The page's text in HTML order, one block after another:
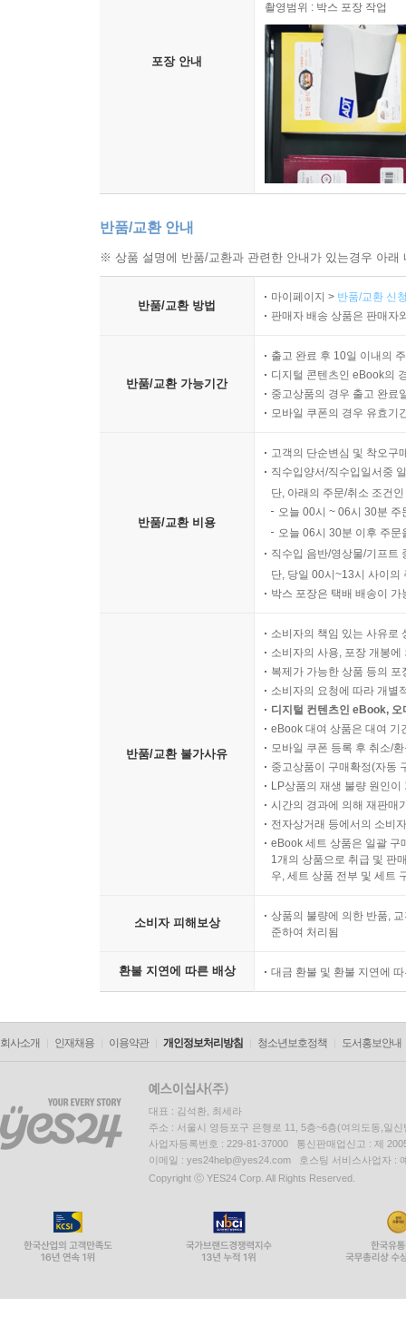
포장 안내
촬영범위 : 박스 포장 작업
반품/교환 안내
※ 상품 설명에 반품/교환과 관련한 안내가 있는경우 아
반품/교환 방법
마이페이지 > 반품/교환 신
판매자 배송 상품은 판매자
반품/교환 가능기간
출고 완료 후 10일 이내의
디지털 콘텐츠인 eBook의
중고상품의 경우 출고 완료
모바일 쿠폰의 경우 유효기
반품/교환 비용
고객의 단순변심 및 착오구
직수입양서/직수입일서중
단, 아래의 주문/취소 조건
오늘 00시 ~ 06시 30분
오늘 06시 30분 이후 주
직수입 음반/영상물/기프트
단, 당일 00시~13시 사이의
박스 포장은 택배 배송이
반품/교환 불가사유
소비자의 책임 있는 사유로
소비자의 사용, 포장 개봉
복제가 가능한 상품 등의
소비자의 요청에 따라 개별
디지털 컨텐츠인 eBook,
eBook 대여 상품은 대여 기
모바일 쿠폰 등록 후 취소/
중고상품이 구매확정(자동
LP상품의 재생 불량 원인
시간의 경과에 의해 재판매
전자상거래 등에서의 소비
eBook 세트 상품은 일괄 구
1개의 상품으로 취급 및 판
우, 세트 상품 전부 및 세트
소비자 피해보상
상품의 불량에 의한 반품,
준하여 처리됨
환불 지연에 따른 배상 대금 환불 및 환불 지연에
회사소개 인재채용 이용약관 개인정보처리방침 청소년보호정책 도서홍보안내
대표 : 김석환, 최세라
주소 : 서울시 영등포구 은행로 11, 5층~6층(여의도동,일신
사업자등록번호 : 229-81-37000 통신판매업신고 : 제
이메일 : yes24help@yes24.com 호스팅 서비스사업자 :
Copyright ⓒ YES24 Corp. All Rights Reserved.